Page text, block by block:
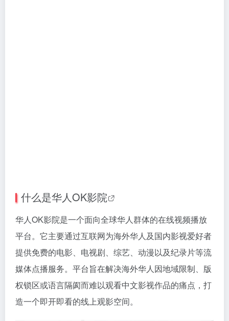
什么是华人OK影院
华人OK影院是一个面向全球华人群体的在线视频播放
平台。它主要通过互联网为海外华人及国内影视爱好者
提供免费的电影、电视剧、综艺、动漫以及纪录片等流
媒体点播服务。平台旨在解决海外华人因地域限制、版
权锁区或语言隔阂而难以观看中文影视作品的痛点，打
造一个即开即看的线上观影空间。